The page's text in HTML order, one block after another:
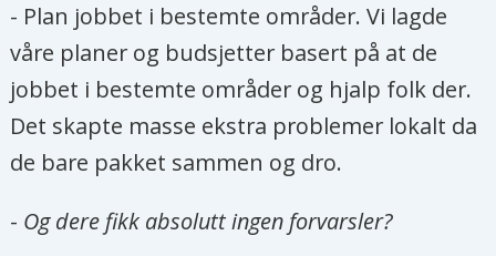
- Plan jobbet i bestemte områder. Vi lagde
våre planer og budsjetter basert på at de
jobbet i bestemte områder og hjalp folk der.
Det skapte masse ekstra problemer lokalt da
de bare pakket sammen og dro.
- Og dere fikk absolutt ingen forvarsler?